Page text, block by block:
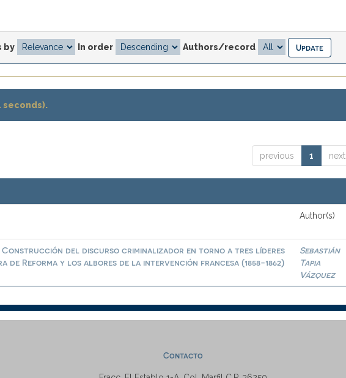
by In order Authors/record
seconds).
previous 1 next
Author(s)
Construcción del discurso criminalizador en torno a tres líderes
de Reforma y los albores de la intervención francesa (1858-1862)
Sebastián
Tapia
Vázquez
Contacto